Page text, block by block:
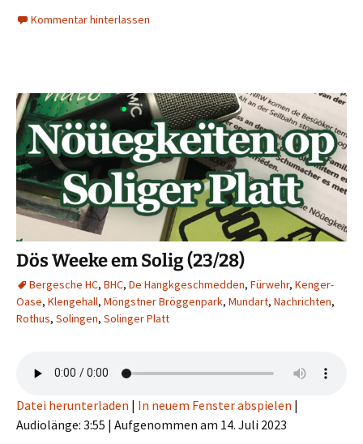
Kommentar hinterlassen
Dös Weeke em Solig (23/28)
Bergesche HC, BHC, De Hangkgeschmedden, Fürwehr, Kenger-
Oase, Klengehall, Möngstner Bröggenpark, Mundart, Nachrichten,
Rothus, Solingen, Solinger Platt
Datei herunterladen | In neuem Fenster abspielen |
Audiolänge: 3:55 | Aufgenommen am 14. Juli 2023